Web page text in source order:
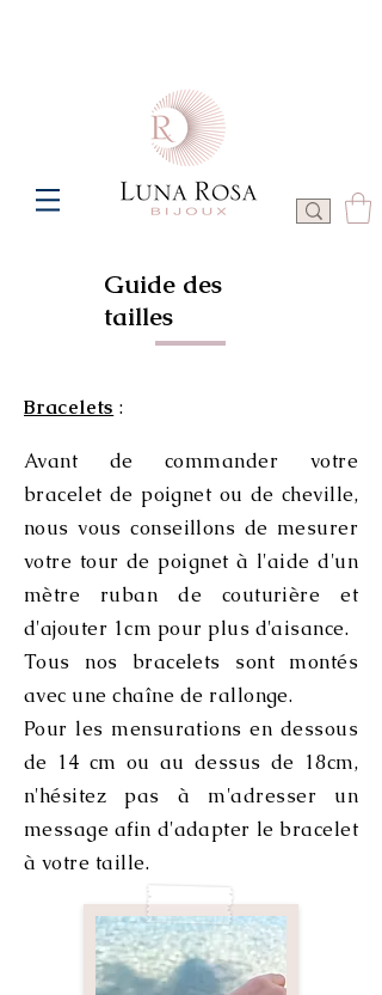
Guide des
tailles
Bracelets :
Avant de commander votre
bracelet de poignet ou de cheville,
nous vous conseillons de mesurer
votre tour de poignet à l'aide d'un
mètre ruban de couturière et
d'ajouter 1cm pour plus d'aisance.
Tous nos bracelets sont montés
avec une chaîne de rallonge.
Pour les mensurations en dessous
de 14 cm ou au dessus de 18cm,
n'hésitez pas à m'adresser un
message afin d'adapter le bracelet
à votre taille.